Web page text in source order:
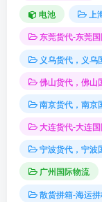
电池
上
东莞货代-东莞
义乌货代，义乌
佛山货代，佛山
南京货代，南京
大连货代-大连
宁波货代，宁波
广州国际物流
散货拼箱-海运